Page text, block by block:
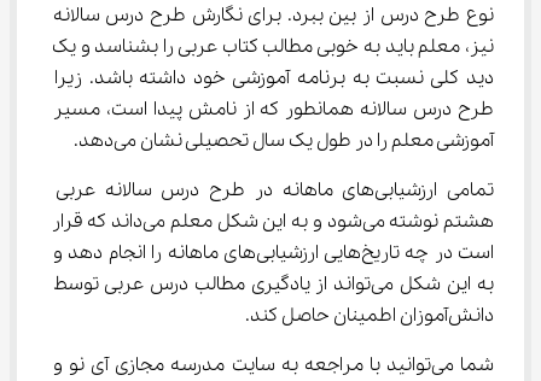
نوع طرح درس از بین ببرد. برای نگارش طرح درس سالانه
نیز، معلم باید به خوبی مطالب کتاب عربی را بشناسد و یک
دید کلی نسبت به برنامه آموزشی خود داشته باشد. زیرا
طرح درس سالانه همانطور که از نامش پیدا است، مسیر
آموزشی معلم را در طول یک سال تحصیلی نشان می‌دهد.
تمامی ارزشیابی‌های ماهانه در طرح درس سالانه عربی
هشتم نوشته می‌شود و به این شکل معلم می‌داند که قرار
است در چه تاریخ‌هایی ارزشیابی‌های ماهانه را انجام دهد و
به این شکل می‌تواند از یادگیری مطالب درس عربی توسط
دانش‌آموزان اطمینان حاصل کند.
شما می‌توانید با مراجعه به سایت مدرسه مجازی آی نو و